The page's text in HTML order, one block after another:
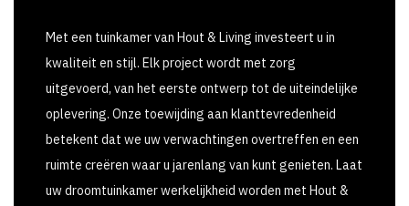
Met een tuinkamer van Hout & Living investeert u in
kwaliteit en stijl. Elk project wordt met zorg
uitgevoerd, van het eerste ontwerp tot de uiteindelijke
oplevering. Onze toewijding aan klanttevredenheid
betekent dat we uw verwachtingen overtreffen en een
ruimte creëren waar u jarenlang van kunt genieten. Laat
uw droomtuinkamer werkelijkheid worden met Hout &